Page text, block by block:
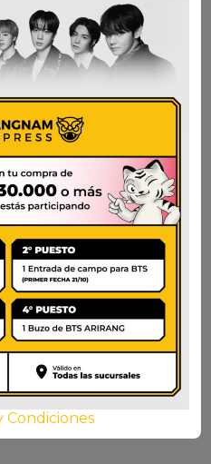
GALLETA DE HUEVO
$6.000
AÑADIR AL CARRITO
Condiciones